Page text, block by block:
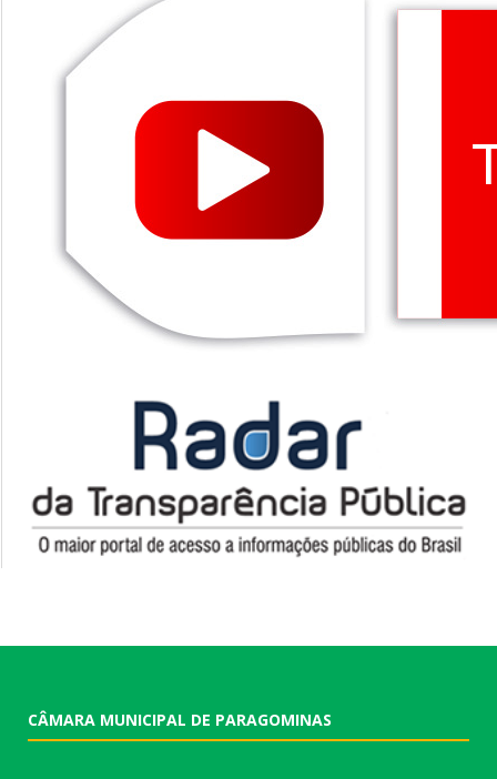
CÂMARA MUNICIPAL DE PARAGOMINAS